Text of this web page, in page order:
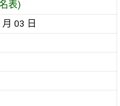
表)
03 日